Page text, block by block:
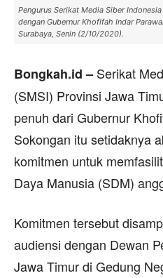
Pengurus Serikat Media Siber
dengan Gubernur Khofifah Indar
Surabaya, Senin (2/10/2020).
Bongkah.id – Serikat
(SMSI) Provinsi Jawa
penuh dari Gubernur
Sokongan itu setidaknya
komitmen untuk
Daya Manusia (SDM)
Komitmen tersebut
audiensi dengan Dewan
Jawa Timur di Gedung